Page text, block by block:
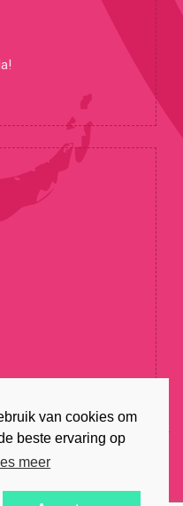
van cookies om
beste ervaring op
meer